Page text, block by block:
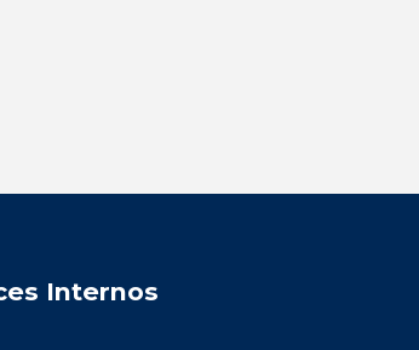
Internos